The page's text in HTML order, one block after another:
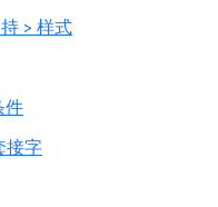
> 样式
件
接字